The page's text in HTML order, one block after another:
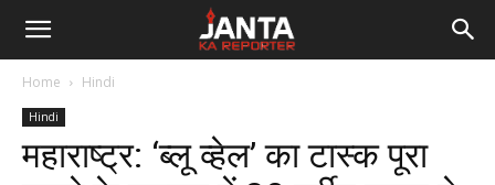
Janta
Reporter
Home Hindi
Hindi
महाराष्ट्र: ‘ब्लू व्हेल’ का टास्क पूरा